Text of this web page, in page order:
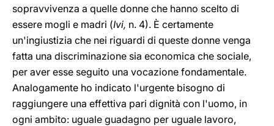
sopravvivenza a quelle donne che hanno scelto di
essere mogli e madri (Ivi, n. 4). È certamente
un'ingiustizia che nei riguardi di queste donne venga
fatta una discriminazione sia economica che sociale,
per aver esse seguito una vocazione fondamentale.
Analogamente ho indicato l'urgente bisogno di
raggiungere una effettiva pari dignità con l'uomo, in
ogni ambito: uguale guadagno per uguale lavoro,